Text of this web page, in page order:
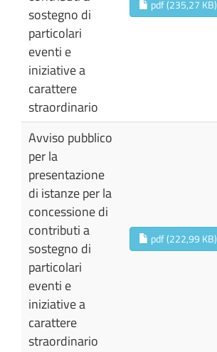
sostegno di
particolari
eventi e
iniziative a
carattere
straordinario
pdf (235,27 KB)
Avviso pubblico
per la
presentazione
di istanze per la
concessione di
contributi a
sostegno di
particolari
eventi e
iniziative a
carattere
straordinario
pdf (222,99 KB)